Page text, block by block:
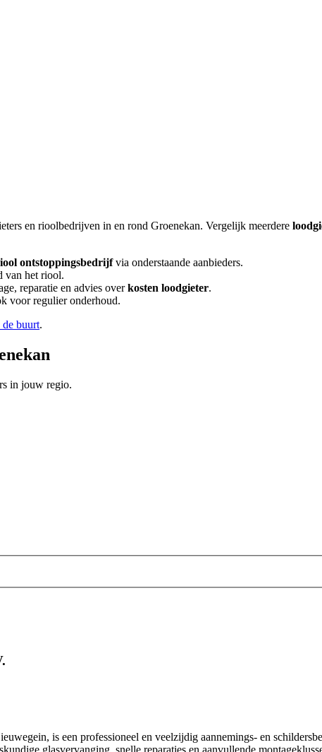
en rioolbedrijven in en rond Groenekan. Vergelijk meerdere
ontstoppingsbedrijfvia onderstaande aanbieders.
van het riool.
reparatie en advies overkosten loodgieter.
voor regulier onderhoud.
buurt.
in jouw regio.
is een professioneel en veelzijdig aannemings‑ en
glasvervanging, snelle reparaties en aanvullende